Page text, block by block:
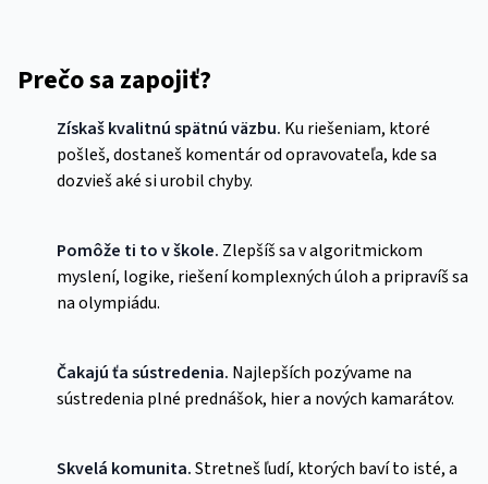
Prečo sa zapojiť?
Získaš kvalitnú spätnú väzbu. Ku riešeniam, ktoré
pošleš, dostaneš komentár od opravovateľa, kde sa
dozvieš aké si urobil chyby.
Pomôže ti to v škole. Zlepšíš sa v algoritmickom
myslení, logike, riešení komplexných úloh a pripravíš sa
na olympiádu.
Čakajú ťa sústredenia. Najlepších pozývame na
sústredenia plné prednášok, hier a nových kamarátov.
Skvelá komunita.Stretneš ľudí, ktorých baví to isté, a